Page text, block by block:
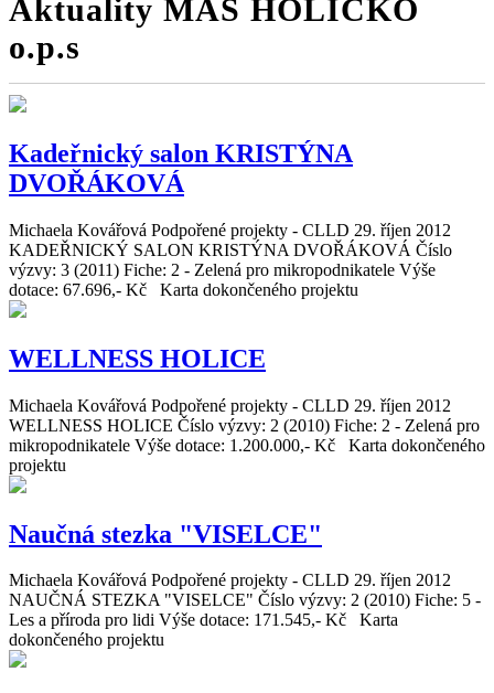
Aktuality MAS HOLICKO
o.p.s
Kadeřnický salon KRISTÝNA
DVOŘÁKOVÁ
Michaela Kovářová Podpořené projekty - CLLD 29. říjen 2012
KADEŘNICKÝ SALON KRISTÝNA DVOŘÁKOVÁ Číslo
výzvy: 3 (2011) Fiche: 2 - Zelená pro mikropodnikatele Výše
dotace: 67.696,- Kč Karta dokončeného projektu
WELLNESS HOLICE
Michaela Kovářová Podpořené projekty - CLLD 29. říjen 2012
WELLNESS HOLICE Číslo výzvy: 2 (2010) Fiche: 2 - Zelená pro
mikropodnikatele Výše dotace: 1.200.000,- Kč Karta dokončeného
projektu
Naučná stezka "VISELCE"
Michaela Kovářová Podpořené projekty - CLLD 29. říjen 2012
NAUČNÁ STEZKA "VISELCE" Číslo výzvy: 2 (2010) Fiche: 5 -
Les a příroda pro lidi Výše dotace: 171.545,- Kč Karta
dokončeného projektu